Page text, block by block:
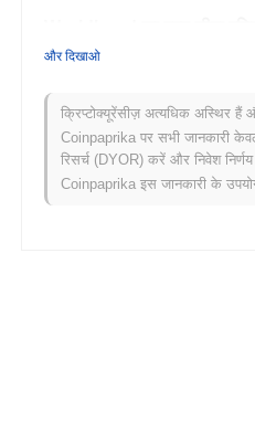
सर्वकालिक उच्च (ATH):
WorldLand वर्तमान में अपने ATH से
व्यापक क्रिप्टो बाजार की
पिछले 7 दिनों में, WorldLand ने
और दिखाओ
क्रिप्टोक्यूरेंसीज़ अत्यधिक अस्थिर हैं
Coinpaprika पर सभी जानकारी
रिसर्च (DYOR) करें और निवेश
Coinpaprika इस जानकारी के